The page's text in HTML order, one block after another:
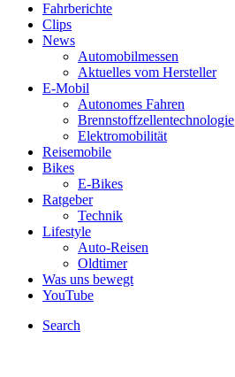
Fahrberichte
Clips
News
Automobilmessen
Aktuelles vom Hersteller
E-Mobil
Autonomes Fahren
Brennstoffzellentechnologie
Elektromobilität
Reisemobile
Bikes
E-Bikes
Ratgeber
Technik
Lifestyle
Auto-Reisen
Oldtimer
Was uns bewegt
YouTube
Search